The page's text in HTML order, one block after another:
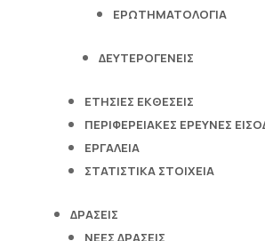
ΕΡΩΤΗΜΑΤΟΛΌΓΙΑ
ΔΕΥΤΕΡΟΓΕΝΕΊΣ
ΕΤΉΣΙΕΣ ΕΚΘΈΣΕΙΣ
ΠΕΡΙΦΕΡΕΙΑΚΈΣ ΈΡΕΥΝΕΣ
ΕΡΓΑΛΕΊΑ
ΣΤΑΤΙΣΤΙΚΆ ΣΤΟΙΧΕΊΑ
ΔΡΆΣΕΙΣ
ΝΈΕΣ ΔΡΆΣΕΙΣ